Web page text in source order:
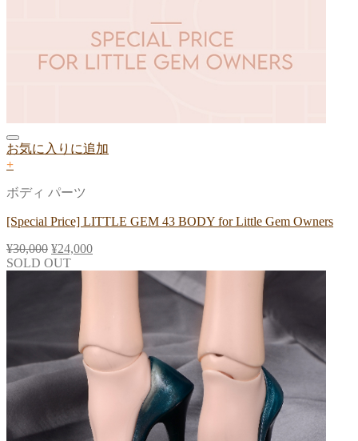
お気に入りに追加
+
ボディ パーツ
[Special Price] LITTLE GEM 43 BODY for Little Gem Owners
¥30,000 ¥24,000
SOLD OUT